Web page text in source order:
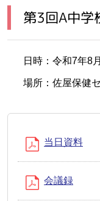
第3回A中学
日時：令和7年8
場所：佐屋保健
当日資料
会議録